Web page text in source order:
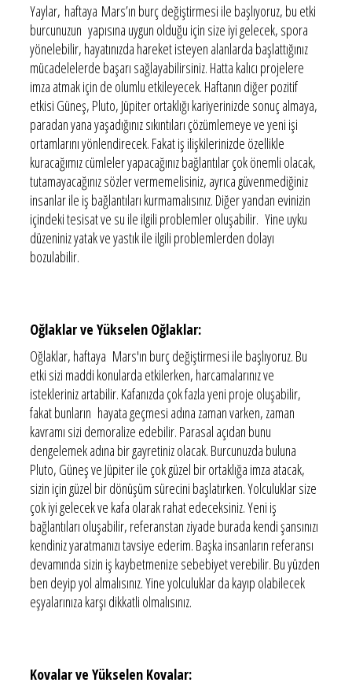
Yaylar, haftaya Mars’ın burç değiştirmesi ile başlıyoruz, bu etki
burcunuzun yapısına uygun olduğu için size iyi gelecek, spora
yönelebilir, hayatınızda hareket isteyen alanlarda başlattığınız
mücadelelerde başarı sağlayabilirsiniz. Hatta kalıcı projelere
imza atmak için de olumlu etkileyecek. Haftanın diğer pozitif
etkisi Güneş, Pluto, Jüpiter ortaklığı kariyerinizde sonuç almaya,
paradan yana yaşadığınız sıkıntıları çözümlemeye ve yeni işi
ortamlarını yönlendirecek. Fakat iş ilişkilerinizde özellikle
kuracağımız cümleler yapacağınız bağlantılar çok önemli olacak,
tutamayacağınız sözler vermemelisiniz, ayrıca güvenmediğiniz
insanlar ile iş bağlantıları kurmamalısınız. Diğer yandan evinizin
içindeki tesisat ve su ile ilgili problemler oluşabilir. Yine uyku
düzeniniz yatak ve yastık ile ilgili problemlerden dolayı
bozulabilir.
Oğlaklar ve Yükselen Oğlaklar:
Oğlaklar, haftaya Mars'ın burç değiştirmesi ile başlıyoruz. Bu
etki sizi maddi konularda etkilerken, harcamalarınız ve
istekleriniz artabilir. Kafanızda çok fazla yeni proje oluşabilir,
fakat bunların hayata geçmesi adına zaman varken, zaman
kavramı sizi demoralize edebilir. Parasal açıdan bunu
dengelemek adına bir gayretiniz olacak. Burcunuzda buluna
Pluto, Güneş ve Jüpiter ile çok güzel bir ortaklığa imza atacak,
sizin için güzel bir dönüşüm sürecini başlatırken. Yolculuklar size
çok iyi gelecek ve kafa olarak rahat edeceksiniz. Yeni iş
bağlantıları oluşabilir, referanstan ziyade burada kendi şansınızı
kendiniz yaratmanızı tavsiye ederim. Başka insanların referansı
devamında sizin iş kaybetmenize sebebiyet verebilir. Bu yüzden
ben deyip yol almalısınız. Yine yolculuklar da kayıp olabilecek
eşyalarınıza karşı dikkatli olmalısınız.
Kovalar ve Yükselen Kovalar: